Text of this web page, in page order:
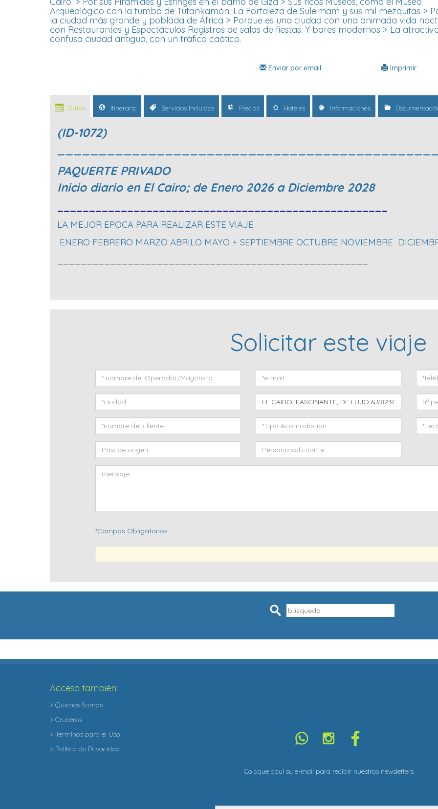
Arqueológico con la tumba de Tutankamón. La Fortaleza de Suleimam y sus mil mezquitas >
la ciudad más grande y poblada de África > Porque es una ciudad con una animada vida
con Restaurantes y Espectáculos Registros de salas de fiestas. Y bares modernos > La
confusa ciudad antigua, con un tráfico caótico.
Imprimir
Enviar por email
Datas Itinerario Servicios Incluidos Precios Hoteles Informaciones
(ID-1072)
PAQUERTE PRIVADO
Inicio diario en El Cairo; de Enero 2026 a Diciembre 2028
LA MEJOR EPOCA PARA REALIZAR ESTE VIAJE
ENERO FEBRERO MARZO ABRILO MAYO + SEPTIEMBRE OCTUBRE NOVIEMBRE
Solicitar este viaje
*Campos Obligatorios
Pesquisar
Acceso también:
> Quienes Somos
> Cruceros
> Terminos para el Uso
> Política de Privacidad
Coloque aquí su e-mail para recibir nuestras newsletters